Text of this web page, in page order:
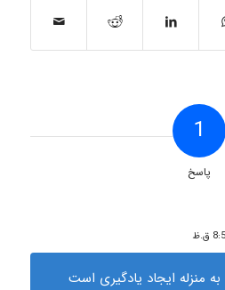
1
پاسخ
منزله ایجاد یادگیری است